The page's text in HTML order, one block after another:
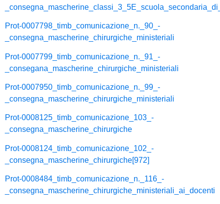
Prot-0007798_timb_comunicazione_n._90_-
_consegna_mascherine_chirurgiche_ministeriali
Prot-0007799_timb_comunicazione_n._91_-
_consegana_mascherine_chirurgiche_ministeriali
Prot-0007950_timb_comunicazione_n._99_-
_consegna_mascherine_chirurgiche_ministeriali
Prot-0008125_timb_comunicazione_103_-
_consegna_mascherine_chirurgiche
Prot-0008124_timb_comunicazione_102_-
_consegna_mascherine_chirurgiche[972]
Prot-0008484_timb_comunicazione_n._116_-
_consegna_mascherine_chirurgiche_ministeriali_ai_docenti